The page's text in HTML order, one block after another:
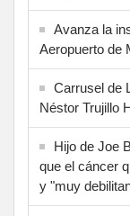
Avanza la
Aeropuerto de
Carrusel de
Néstor Trujillo
Hijo de Joe
que el cáncer
y "muy